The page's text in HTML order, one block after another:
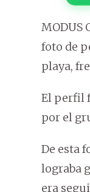
MODUS
foto de
playa,
El perfil
por el
De esta
lograba
era